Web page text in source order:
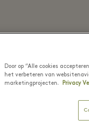
Door op “Alle cookies
het verbeteren van
marketingprojecten.
Privacy